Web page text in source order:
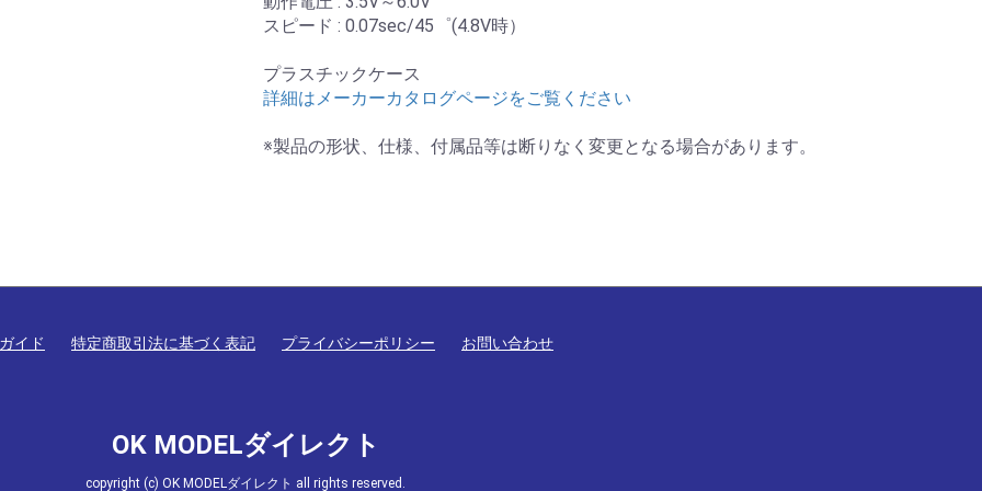
スピード : 0.07sec/45゜(4.8V時）
プラスチックケース
詳細はメーカーカタログページをご覧ください
※製品の形状、仕様、付属品等は断りなく変更となる場合があります。
イド 特定商取引法に基づく表記 プライバシーポリシー お問い合わせ
OK MODELダイレクト
copyright (c) OK MODELダイレクト all rights reserved.